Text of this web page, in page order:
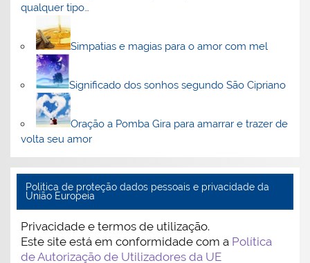
qualquer tipo…
Simpatias e magias para o amor com mel
Significado dos sonhos segundo São Cipriano
Oração a Pomba Gira para amarrar e trazer de
volta seu amor
Politica de proteção dados pessoais e privacidade da
União Europeia
Privacidade e termos de utilização.
Este site está em conformidade com a Política
de Autorização de Utilizadores da UE